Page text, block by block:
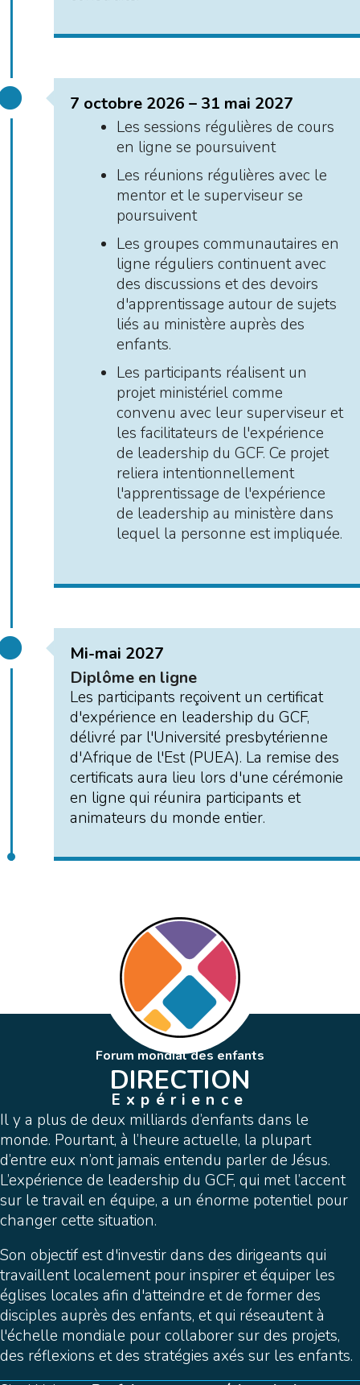
7 octobre 2026 – 31 mai 2027
Les sessions régulières de cours
en ligne se poursuivent
Les réunions régulières avec le
mentor et le superviseur se
poursuivent
Les groupes communautaires en
ligne réguliers continuent avec
des discussions et des devoirs
d'apprentissage autour de sujets
liés au ministère auprès des
enfants.
Les participants réalisent un
projet ministériel comme
convenu avec leur superviseur et
les facilitateurs de l'expérience
de leadership du GCF. Ce projet
reliera intentionnellement
l'apprentissage de l'expérience
de leadership au ministère dans
lequel la personne est impliquée.
Mi-mai 2027
Diplôme en ligne
Les participants reçoivent un certificat
d'expérience en leadership du GCF,
délivré par l'Université presbytérienne
d'Afrique de l'Est (PUEA). La remise des
certificats aura lieu lors d'une cérémonie
en ligne qui réunira participants et
animateurs du monde entier.
Forum mondial des enfants
DIRECTION
Expérience
Il y a plus de deux milliards d’enfants dans le
monde. Pourtant, à l’heure actuelle, la plupart
d’entre eux n’ont jamais entendu parler de Jésus.
L’expérience de leadership du GCF, qui met l’accent
sur le travail en équipe, a un énorme potentiel pour
changer cette situation.
Son objectif est d'investir dans des dirigeants qui
travaillent localement pour inspirer et équiper les
églises locales afin d'atteindre et de former des
disciples auprès des enfants, et qui réseautent à
l'échelle mondiale pour collaborer sur des projets,
des réflexions et des stratégies axés sur les enfants.